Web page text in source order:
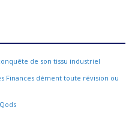
de son tissu industriel
Finances dément toute révision ou